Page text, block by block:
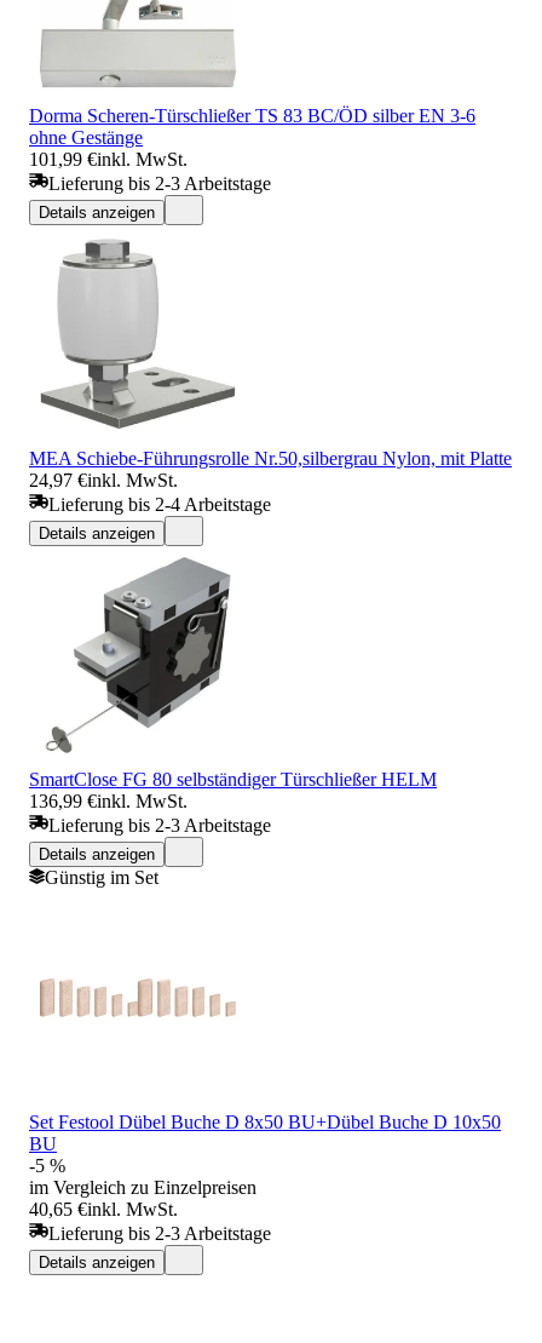
Dorma Scheren-Türschließer TS 83 BC/ÖD silber EN 3-6
ohne Gestänge
101,99 €inkl. MwSt.
Lieferung bis 2-3 Arbeitstage
Details anzeigen
MEA Schiebe-Führungsrolle Nr.50,silbergrau Nylon, mit Platte
24,97 €inkl. MwSt.
Lieferung bis 2-4 Arbeitstage
Details anzeigen
SmartClose FG 80 selbständiger Türschließer HELM
136,99 €inkl. MwSt.
Lieferung bis 2-3 Arbeitstage
Details anzeigen
Günstig im Set
Set Festool Dübel Buche D 8x50 BU+Dübel Buche D 10x50
BU
-5 %
im Vergleich zu Einzelpreisen
40,65 €inkl. MwSt.
Lieferung bis 2-3 Arbeitstage
Details anzeigen